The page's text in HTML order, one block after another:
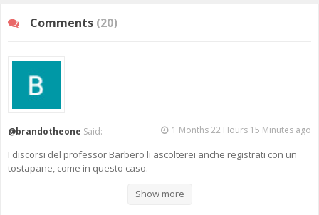
Comments (20)
@brandotheone Said: 1 Months 22 Hours 15 Minutes ago
I discorsi del professor Barbero li ascolterei anche registrati con un
tostapane, come in questo caso.
Show more